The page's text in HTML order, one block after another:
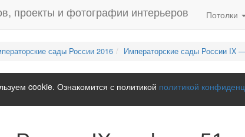
Потолки
сады России 2016 Императорские сады России IX
cookie. Ознакомится с политикой политикой